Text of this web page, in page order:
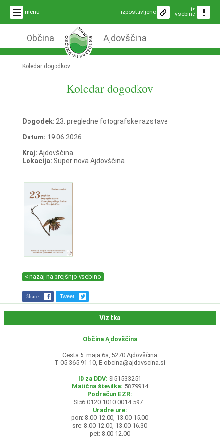
menu iz
vsebine
izpostavljeno
Občina Ajdovščina
Koledar dogodkov
Koledar dogodkov
Dogodek: 23. pregledne fotografske razstave
Datum: 19.06.2026
Kraj: Ajdovščina
Lokacija: Super nova Ajdovščina
< nazaj na prejšnjo vsebino
Share Tweet
Vizitka
Občina Ajdovščina
Cesta 5. maja 6a, 5270 Ajdovščina
T 05 365 91 10, E obcina@ajdovscina.si
ID za DDV: SI51533251
Matična številka: 5879914
Podračun EZR:
SI56 0120 1010 0014 597
Uradne ure:
pon: 8.00-12.00, 13.00-15.00
sre: 8.00-12.00, 13.00-16.30
pet: 8.00-12.00